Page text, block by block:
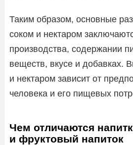
Таким образом, основные
соком и нектаром
производства, содержании
веществ, вкусе и добавках.
и нектаром зависит от
человека и его пищевых
Чем отличаются
и фруктовый напиток